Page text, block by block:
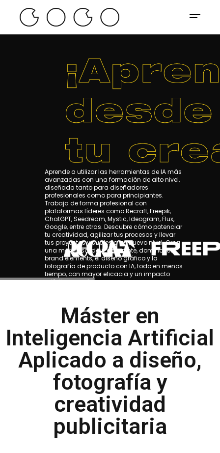
Aprende a utilizar las herramientas de IA más
avanzadas con una formación de alto nivel,
diseñada tanto para diseñadores
profesionales como para principiantes.
Trabaja de forma profesional con
plataformas líderes como Recraft, Freepik,
ChatGPT, Seedream, Mystic, Ideogram, Flux,
Google, entre otras. Descubre cómo potenciar
tu creatividad, agilizar tus procesos y llevar
tus proyectos visuales a un nuevo nivel. Crea
una marca sólida y coherente, domina los
brand elements, el diseño gráfico y la
fotografía de producto con IA, todo en menos
tiempo, con mayor eficacia y un impacto
artístico superior.
Máster en
Inteligencia Artificial
Aplicado a diseño,
fotografía y
creatividad
publicitaria